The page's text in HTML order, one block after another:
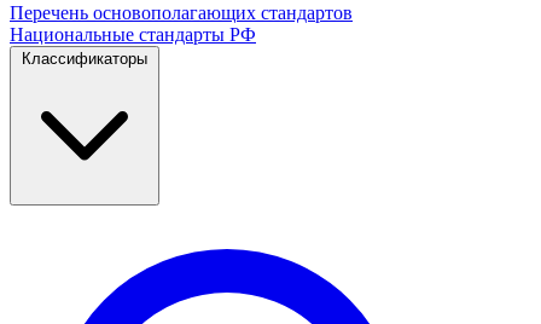
Перечень основополагающих стандартов
Национальные стандарты РФ
Классификаторы